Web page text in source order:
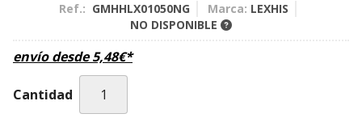
Ref.: GMHHLX01050NG Marca: LEXHIS
NO DISPONIBLE
envío desde5,48€*
Cantidad